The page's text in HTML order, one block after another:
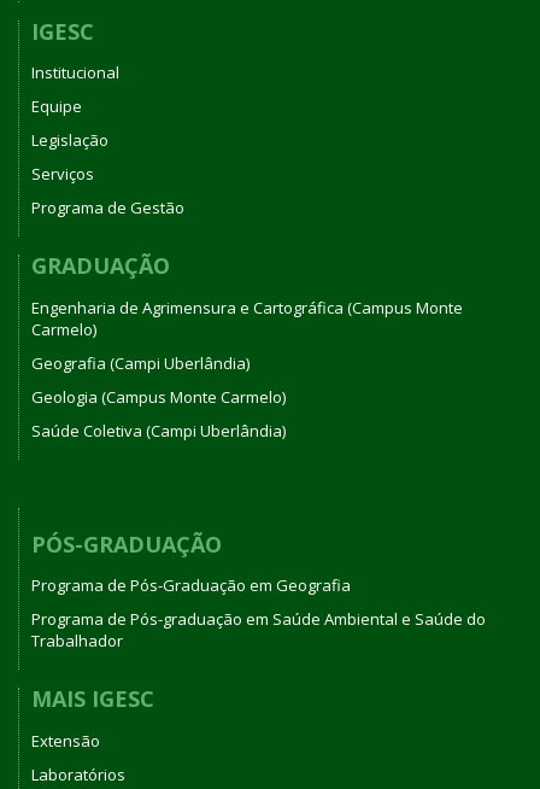
IGESC
Institucional
Equipe
Legislação
Serviços
Programa de Gestão
GRADUAÇÃO
Engenharia de Agrimensura e Cartográfica (Campus Monte
Carmelo)
Geografia (Campi Uberlândia)
Geologia (Campus Monte Carmelo)
Saúde Coletiva (Campi Uberlândia)
PÓS-GRADUAÇÃO
Programa de Pós-Graduação em Geografia
Programa de Pós-graduação em Saúde Ambiental e Saúde do
Trabalhador
MAIS IGESC
Extensão
Laboratórios